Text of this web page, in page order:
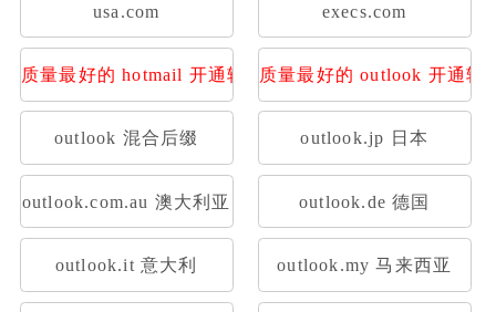
usa.com execs.com
质量最好的 hotmail 开通转发质量最好的 outlook 开通转
outlook 混合后缀 outlook.jp 日本
outlook.com.au 澳大利亚 outlook.de 德国
outlook.it 意大利 outlook.my 马来西亚